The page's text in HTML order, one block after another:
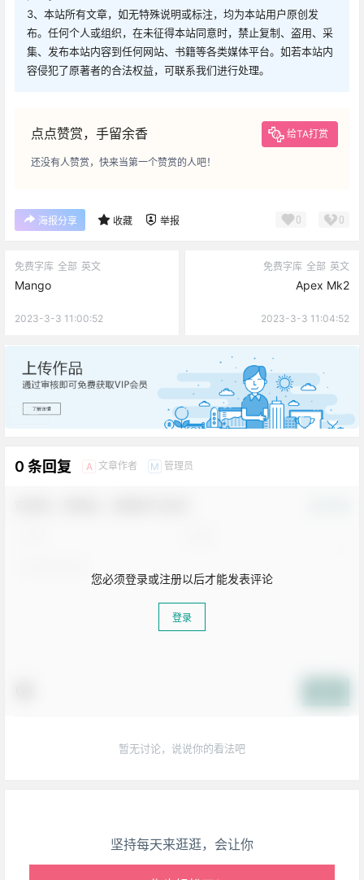
3、本站所有文章，如无特殊说明或标注，均为本站用户原创发
布。任何个人或组织，在未征得本站同意时，禁止复制、盗用、采
集、发布本站内容到任何网站、书籍等各类媒体平台。如若本站内
容侵犯了原著者的合法权益，可联系我们进行处理。
点点赞赏，手留余香 给TA打赏
还没有人赞赏，快来当第一个赞赏的人吧！
海报分享 收藏 举报 0 0
免费字库 全部 英文
Mango
2023-3-3 11:00:52
免费字库 全部 英文
Apex Mk2
2023-3-3 11:04:52
广告
0 条回复 A 文章作者 M 管理员
您必须登录或注册以后才能发表评论
登录
暂无讨论，说说你的看法吧
坚持每天来逛逛，会让你
心情也舒畅了！
腰也不酸了！